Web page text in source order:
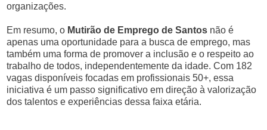
organizações.
Em resumo, o Mutirão de Emprego de Santos não é
apenas uma oportunidade para a busca de emprego, mas
também uma forma de promover a inclusão e o respeito ao
trabalho de todos, independentemente da idade. Com 182
vagas disponíveis focadas em profissionais 50+, essa
iniciativa é um passo significativo em direção à valorização
dos talentos e experiências dessa faixa etária.